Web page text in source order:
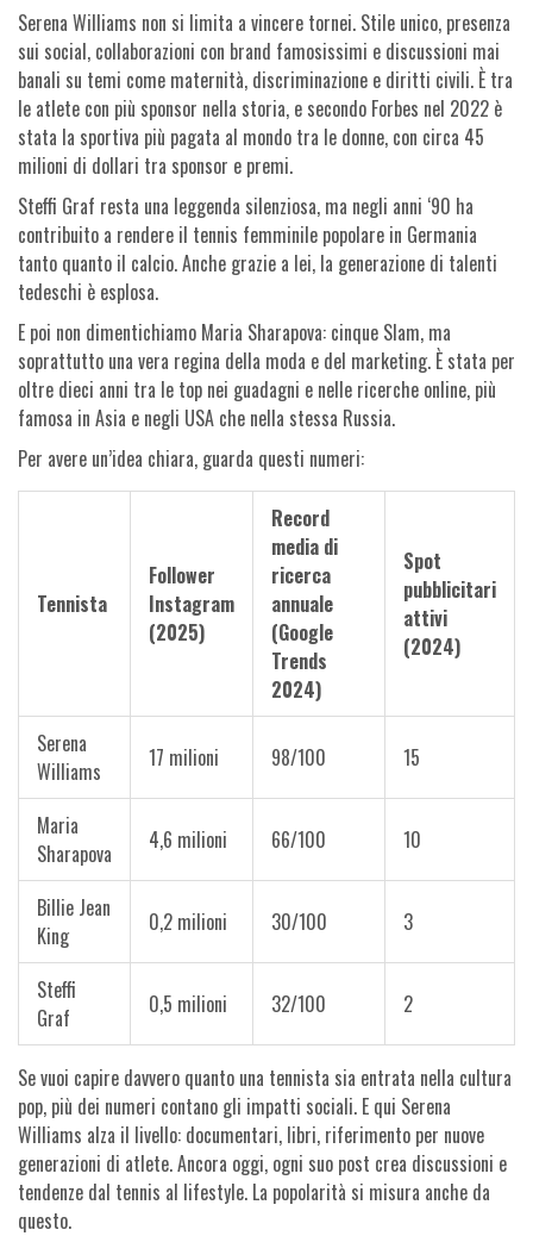
Serena Williams non si limita a vincere tornei. Stile unico, presenza
sui social, collaborazioni con brand famosissimi e discussioni mai
banali su temi come maternità, discriminazione e diritti civili. È tra
le atlete con più sponsor nella storia, e secondo Forbes nel 2022 è
stata la sportiva più pagata al mondo tra le donne, con circa 45
milioni di dollari tra sponsor e premi.
Steffi Graf resta una leggenda silenziosa, ma negli anni ‘90 ha
contribuito a rendere il tennis femminile popolare in Germania
tanto quanto il calcio. Anche grazie a lei, la generazione di talenti
tedeschi è esplosa.
E poi non dimentichiamo Maria Sharapova: cinque Slam, ma
soprattutto una vera regina della moda e del marketing. È stata per
oltre dieci anni tra le top nei guadagni e nelle ricerche online, più
famosa in Asia e negli USA che nella stessa Russia.
Per avere un’idea chiara, guarda questi numeri:
Tennista
Follower
Instagram
(2025)
Record
media di
ricerca
annuale
(Google
Trends
2024)
Spot
pubblicitari
attivi
(2024)
Serena
Williams
17 milioni 98/100 15
Maria
Sharapova
4,6 milioni 66/100 10
Billie Jean
King
0,2 milioni 30/100 3
Steffi
Graf
0,5 milioni 32/100 2
Se vuoi capire davvero quanto una tennista sia entrata nella cultura
pop, più dei numeri contano gli impatti sociali. E qui Serena
Williams alza il livello: documentari, libri, riferimento per nuove
generazioni di atlete. Ancora oggi, ogni suo post crea discussioni e
tendenze dal tennis al lifestyle. La popolarità si misura anche da
questo.